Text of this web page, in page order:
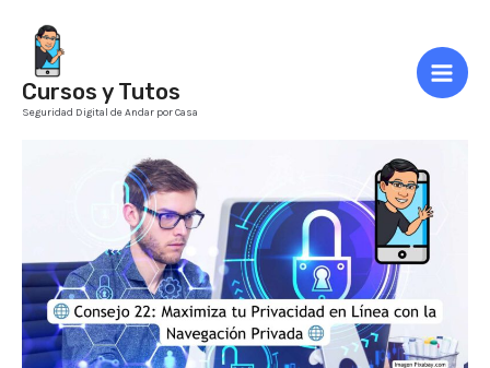
contenido
Cursos y Tutos
Seguridad Digital de Andar por Casa